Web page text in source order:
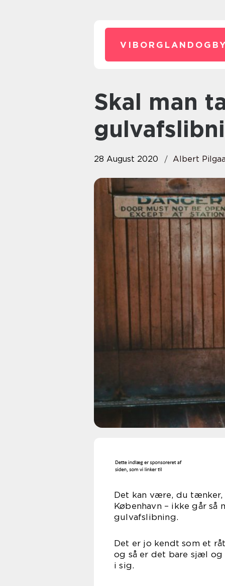
Skal man tage sig i agt med
28 August 2020 Albert
Det kan være, du
København – ikke går
gulvafslibning.
Det er jo kendt som et
og så er det bare sjæl og
i sig.